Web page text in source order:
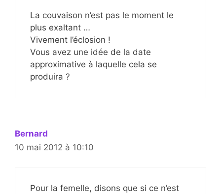
La couvaison n’est pas le moment le
plus exaltant …
Vivement l’éclosion !
Vous avez une idée de la date
approximative à laquelle cela se
produira ?
Bernard
10 mai 2012 à 10:10
Pour la femelle, disons que si ce n’est